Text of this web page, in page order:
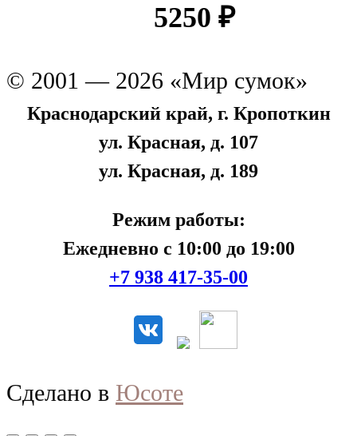
5250 ₽
© 2001 — 2026 «Мир сумок»
Краснодарский край, г. Кропоткин
ул. Красная, д. 107
ул. Красная, д. 189
Режим работы:
Ежедневно с 10:00 до 19:00
+7 938 417-35-00
Сделано в Юсоте